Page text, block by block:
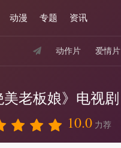
动漫 专题 资讯
动作片 爱情片
美老板娘》电视剧
10.0 力荐